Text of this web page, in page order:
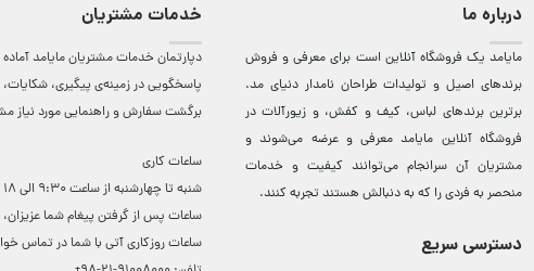
درباره ما
مایامد يک فروشگاه آنلاين است برای معرفی و فروش
برندهای اصيل و توليدات طراحان نامدار دنيای مد.
برترين‌ برندهای لباس، کيف و کفش، و زيورآلات در
فروشگاه آنلاين مایامد معرفی و عرضه می‌شوند و
مشتريان آن سرانجام می‌توانند کيفيت و خدمات
منحصر به فردی را که به دنبالش هستند تجربه کنند.
دسترسی سریع
خدمات مشتریان
دپارتمان خدمات مشتریان مایامد
پاسخگویی در زمینه‌ی پیگیری،
برگشت سفارش و راهنمایی مورد نیاز
ساعات کاری
ساعات ‌پس از گرفتن پیغام شما عزیزان،
ساعات روزکاری آتی با شما در تماس